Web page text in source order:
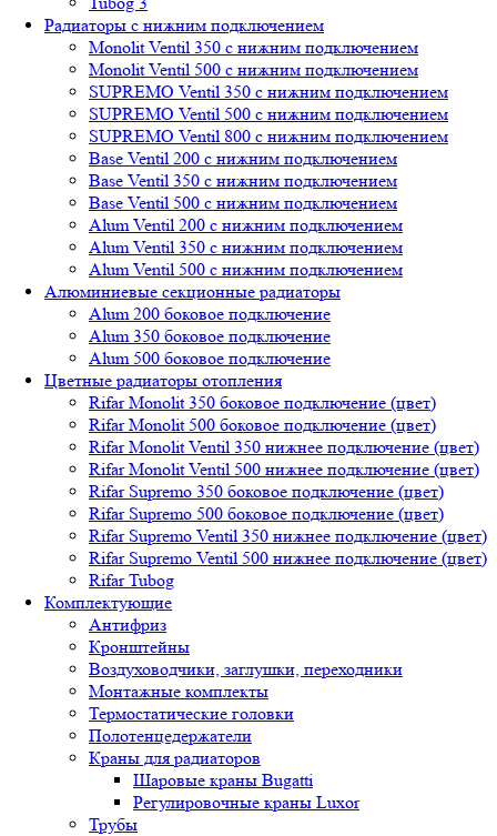
Радиаторы с нижним подключением
Monolit Ventil 350 с нижним подключением
Monolit Ventil 500 с нижним подключением
SUPREMO Ventil 350 с нижним подключением
SUPREMO Ventil 500 с нижним подключением
SUPREMO Ventil 800 с нижним подключением
Base Ventil 200 с нижним подключением
Base Ventil 350 с нижним подключением
Base Ventil 500 с нижним подключением
Alum Ventil 200 с нижним подключением
Alum Ventil 350 с нижним подключением
Alum Ventil 500 с нижним подключением
Алюминиевые секционные радиаторы
Alum 200 боковое подключение
Alum 350 боковое подключение
Alum 500 боковое подключение
Цветные радиаторы отопления
Rifar Monolit 350 боковое подключение (цвет)
Rifar Monolit 500 боковое подключение (цвет)
Rifar Monolit Ventil 350 нижнее подключение (цвет)
Rifar Monolit Ventil 500 нижнее подключение (цвет)
Rifar Supremo 350 боковое подключение (цвет)
Rifar Supremo 500 боковое подключение (цвет)
Rifar Supremo Ventil 350 нижнее подключение (цвет)
Rifar Supremo Ventil 500 нижнее подключение (цвет)
Rifar Tubog
Комплектующие
Антифриз
Кронштейны
Воздуховодчики, заглушки, переходники
Монтажные комплекты
Термостатические головки
Полотенцедержатели
Краны для радиаторов
Шаровые краны Bugatti
Регулировочные краны Luxor
Трубы